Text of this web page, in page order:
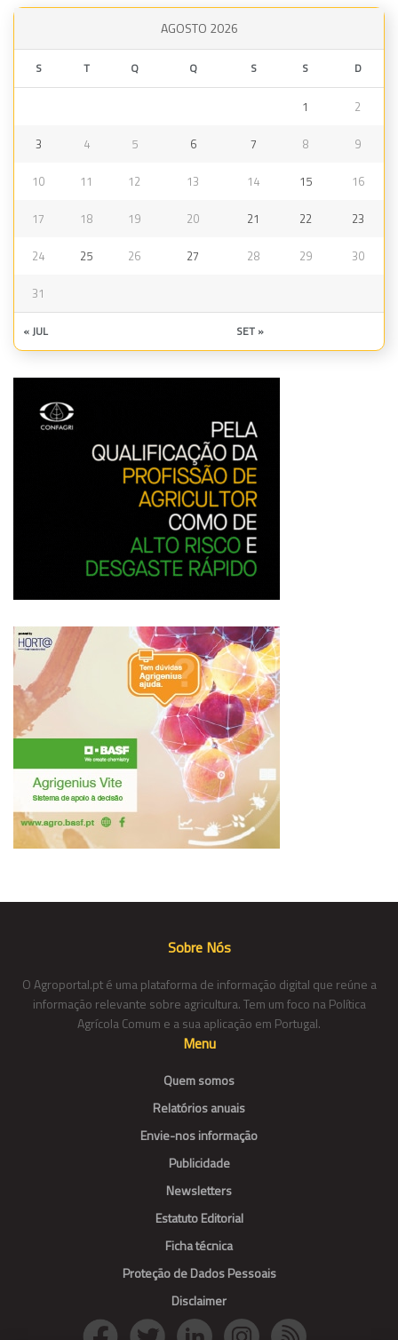
AGOSTO 2026
S T Q Q S S D
1 2
3 4 5 6 7 8 9
10 11 12 13 14 15 16
17 18 19 20 21 22 23
24 25 26 27 28 29 30
31
« JUL SET »
Sobre Nós
O Agroportal.pt é uma plataforma de informação digital que reúne a
informação relevante sobre agricultura. Tem um foco na Política
Agrícola Comum e a sua aplicação em Portugal.
Menu
Quem somos
Relatórios anuais
Envie-nos informação
Publicidade
Newsletters
Estatuto Editorial
Ficha técnica
Proteção de Dados Pessoais
Disclaimer